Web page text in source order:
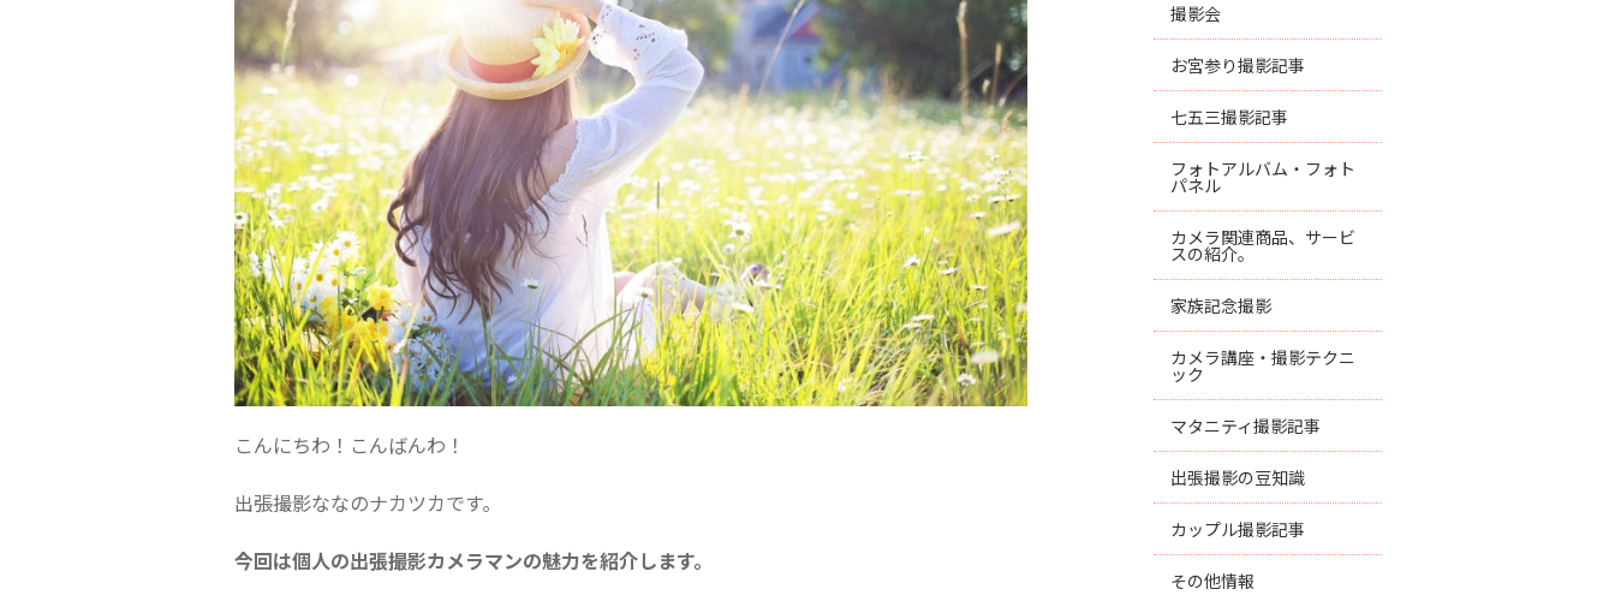
こんにちわ！こんばんわ！
出張撮影ななのナカツカです。
今回は個人の出張撮影カメラマンの魅力を紹介します。
撮影会
お宮参り撮影記事
七五三撮影記事
フォトアルバム・フォト
パネル
カメラ関連商品、サービ
スの紹介。
家族記念撮影
カメラ講座・撮影テクニ
ック
マタニティ撮影記事
出張撮影の豆知識
カップル撮影記事
その他情報